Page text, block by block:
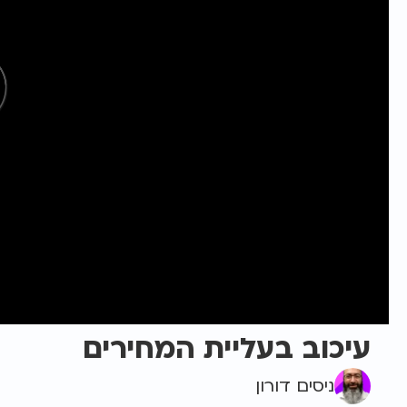
עיכוב בעליית המחירים
ניסים דורון